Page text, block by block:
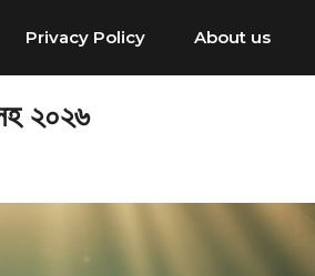
Privacy Policy About us
২০২৬